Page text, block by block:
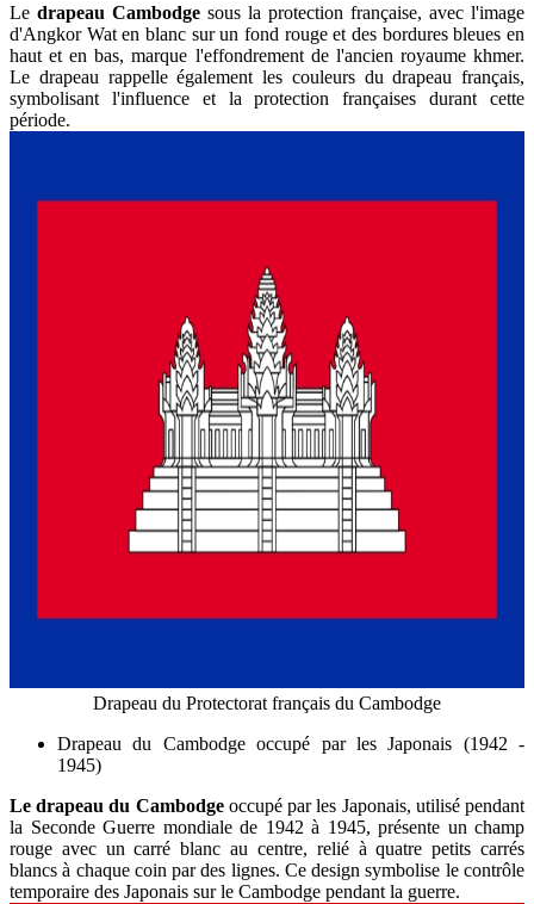
Le drapeau Cambodge sous la protection française, avec l'image
d'Angkor Wat en blanc sur un fond rouge et des bordures bleues en
haut et en bas, marque l'effondrement de l'ancien royaume khmer.
Le drapeau rappelle également les couleurs du drapeau français,
symbolisant l'influence et la protection françaises durant cette
période.
Drapeau du Protectorat français du Cambodge
Drapeau du Cambodge occupé par les Japonais (1942 -
1945)
Le drapeau du Cambodgeoccupé par les Japonais, utilisé pendant
la Seconde Guerre mondiale de 1942 à 1945, présente un champ
rouge avec un carré blanc au centre, relié à quatre petits carrés
blancs à chaque coin par des lignes. Ce design symbolise le contrôle
temporaire des Japonais sur le Cambodge pendant la guerre.